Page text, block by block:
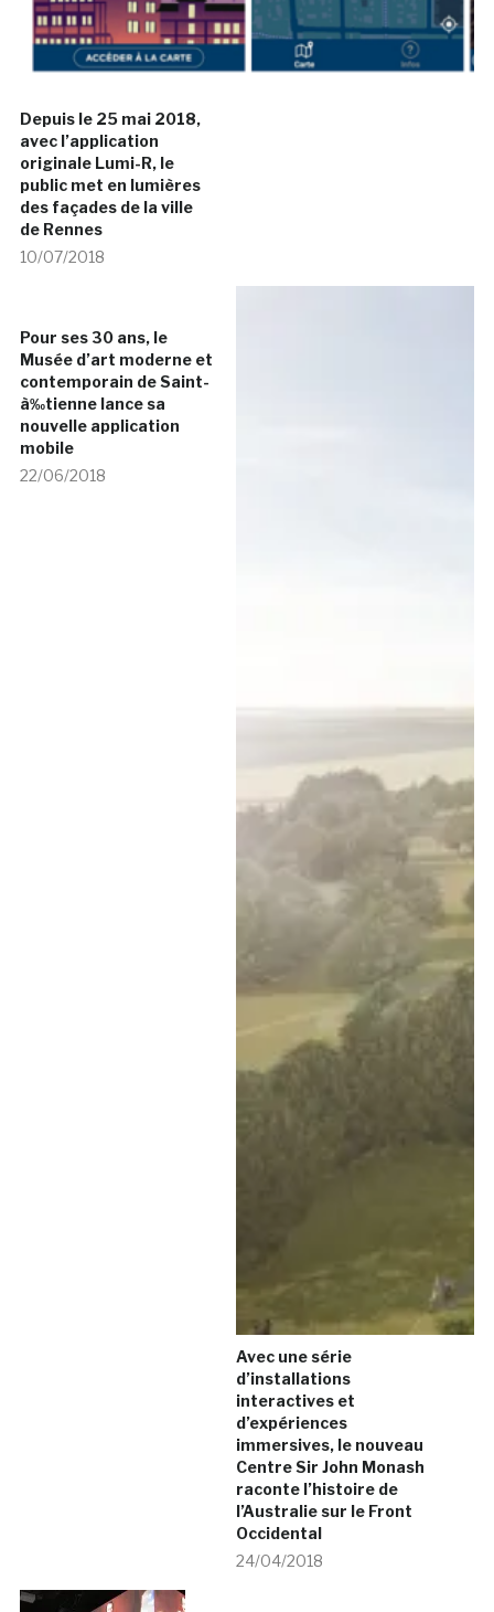
Depuis le 25 mai 2018,
avec l’application
originale Lumi-R, le
public met en lumières
des façades de la ville
de Rennes
10/07/2018
Pour ses 30 ans, le
Musée d’art moderne et
contemporain de Saint-
à‰tienne lance sa
nouvelle application
mobile
22/06/2018
Avec une série
d’installations
interactives et
d’expériences
immersives, le nouveau
Centre Sir John Monash
raconte l’histoire de
l’Australie sur le Front
Occidental
24/04/2018